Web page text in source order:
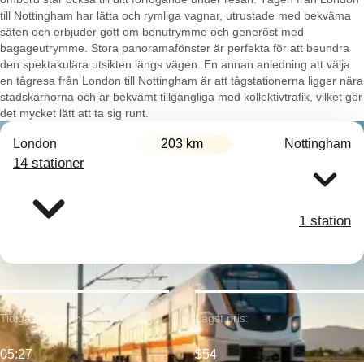
till Nottingham har lätta och rymliga vagnar, utrustade med bekväma
säten och erbjuder gott om benutrymme och generöst med
bagageutrymme. Stora panoramafönster är perfekta för att beundra
den spektakulära utsikten längs vägen. En annan anledning att välja
en tågresa från London till Nottingham är att tågstationerna ligger nära
stadskärnorna och är bekvämt tillgängliga med kollektivtrafik, vilket gör
det mycket lätt att ta sig runt.
London 203 km Nottingham
14 stationer
1 station
Tidigaste avgång:
05:27
Lägst pris:
$54